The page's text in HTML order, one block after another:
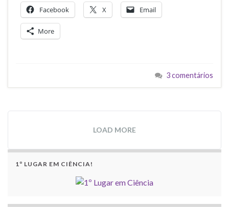
Facebook X Email
More
3 comentários
LOAD MORE
1º LUGAR EM CIÊNCIA!